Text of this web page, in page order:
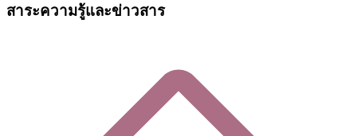
สาระความรู้และข่าวสาร